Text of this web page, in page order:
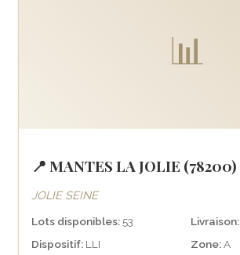
📊
📍 MANTES LA JOLIE (78200)
JOLIE SEINE
Lots disponibles:53 Livraison:
Dispositif: LLI Zone:A